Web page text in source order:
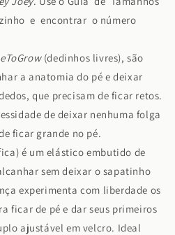
e encontrar o número
(dedinhos livres), são
a anatomia do pé e deixar
que precisam de ficar retos.
de deixar nenhuma folga
ficar grande no pé.
é um elástico embutido de
sem deixar o sapatinho
experimenta com liberdade os
ficar de pé e dar seus primeiros
ajustável em velcro. Ideal